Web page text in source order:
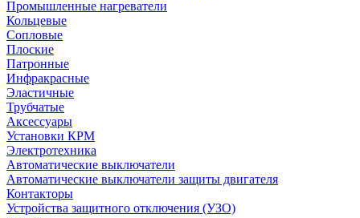
Промышленные нагреватели
Кольцевые
Сопловые
Плоские
Патронные
Инфракрасные
Эластичные
Трубчатые
Аксессуары
Установки КРМ
Электротехника
Автоматические выключатели
Автоматические выключатели защиты двигателя
Контакторы
Устройства защитного отключения (УЗО)